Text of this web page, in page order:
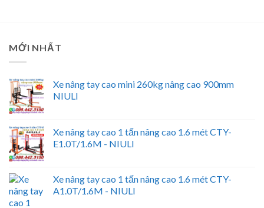
MỚI NHẤT
Xe nâng tay cao mini 260kg nâng cao 900mm
NIULI
Xe nâng tay cao 1 tấn nâng cao 1.6 mét CTY-
E1.0T/1.6M - NIULI
Xe nâng tay cao 1 tấn nâng cao 1.6 mét CTY-
A1.0T/1.6M - NIULI